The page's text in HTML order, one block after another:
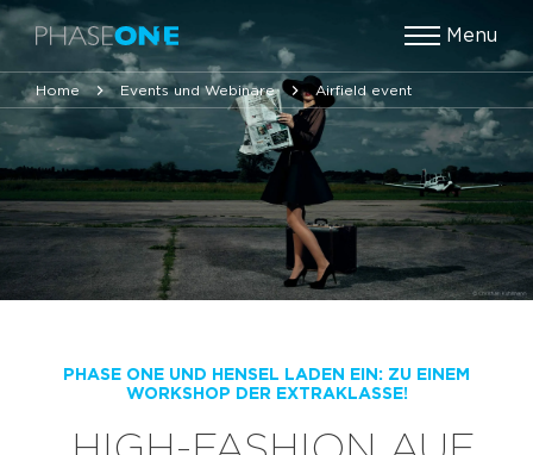
Menu
Home Events und Webinare Airfield event
PHASE ONE UND HENSEL LADEN EIN: ZU EINEM
WORKSHOP DER EXTRAKLASSE!